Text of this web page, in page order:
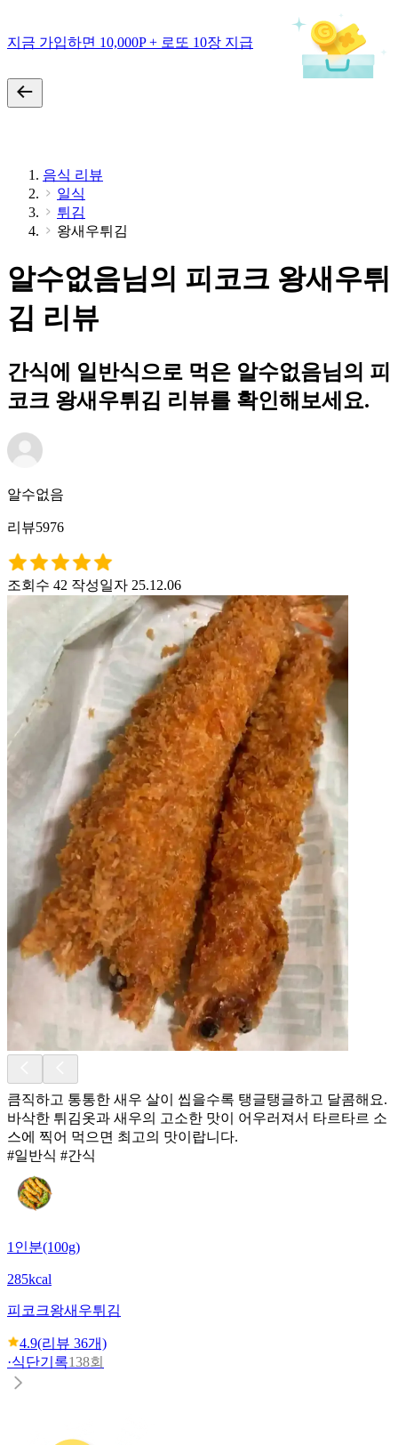
지금 가입하면 10,000P + 로또 10장 지급
음식 리뷰
일식
튀김
왕새우튀김
알수없음님의 피코크 왕새우튀
김 리뷰
간식에 일반식으로 먹은 알수없음님의 피
코크 왕새우튀김 리뷰를 확인해보세요.
알수없음
리뷰5976
조회수 42 작성일자 25.12.06
큼직하고 통통한 새우 살이 씹을수록 탱글탱글하고 달콤해요.
바삭한 튀김옷과 새우의 고소한 맛이 어우러져서 타르타르 소
스에 찍어 먹으면 최고의 맛이랍니다.
#일반식 #간식
1인분(100g)
285kcal
피코크왕새우튀김
4.9(리뷰 36개)
·식단기록138회